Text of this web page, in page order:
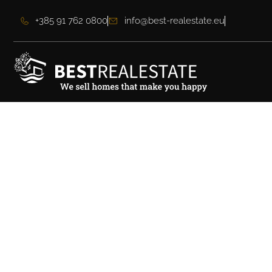
+385 91 762 0800 info@best-realestate.eu